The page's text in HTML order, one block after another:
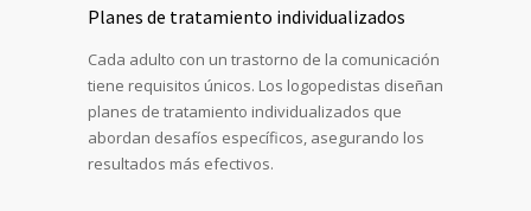
Planes de tratamiento individualizados
Cada adulto con un trastorno de la comunicación
tiene requisitos únicos. Los logopedistas diseñan
planes de tratamiento individualizados que
abordan desafíos específicos, asegurando los
resultados más efectivos.